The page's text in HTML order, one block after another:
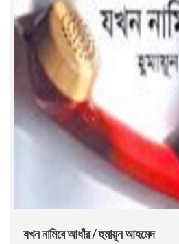
যখন নামিবে আধাঁর / হুমায়ূন আহমেদ